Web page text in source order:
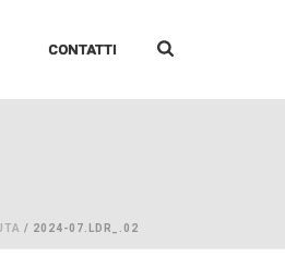
CONTATTI
/ 2024-07.LDR_.02